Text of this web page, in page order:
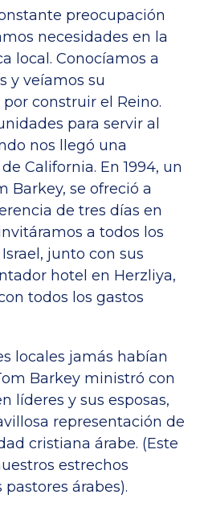
preocupación
necesidades en la
local. Conocíamos a
y veíamos su
construir el Reino.
para servir al
nos llegó una
California. En 1994, un
Barkey, se ofreció a
de tres días en
a todos los
junto con sus
hotel en Herzliya,
todos los gastos
locales jamás habían
Barkey ministró con
líderes y sus esposas,
representación de
cristiana árabe. (Este
estrechos
árabes).